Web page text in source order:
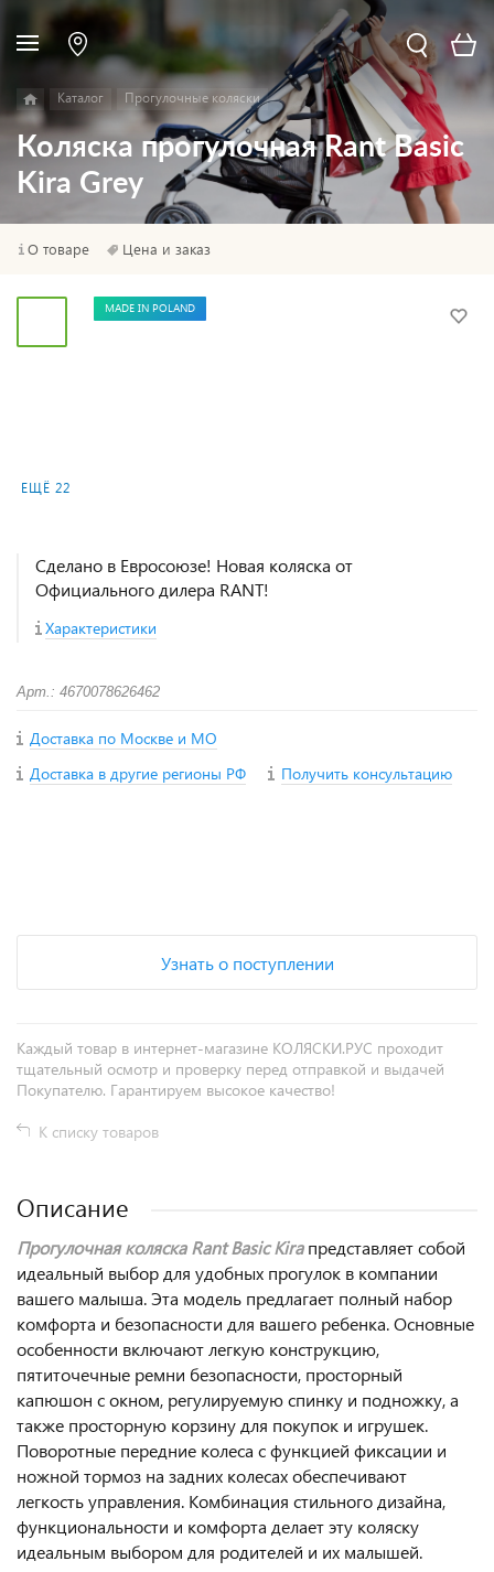
Каталог Прогулочные коляски
Коляска прогулочная Rant Basic
Kira Grey
О товаре Цена и заказ
ЕЩЁ 22
MADE IN POLAND
Сделано в Евросоюзе! Новая коляска от
Официального дилера RANT!
Характеристики
Арт.: 4670078626462
Доставка по Москве и МО
Доставка в другие регионы РФ
Получить консультацию
Узнать о поступлении
Каждый товар в интернет-магазине КОЛЯСКИ.РУС проходит
тщательный осмотр и проверку перед отправкой и выдачей
Покупателю. Гарантируем высокое качество!
К списку товаров
Описание
Прогулочная коляска Rant Basic Kiraпредставляет собой
идеальный выбор для удобных прогулок в компании
вашего малыша. Эта модель предлагает полный набор
комфорта и безопасности для вашего ребенка. Основные
особенности включают легкую конструкцию,
пятиточечные ремни безопасности, просторный
капюшон с окном, регулируемую спинку и подножку, а
также просторную корзину для покупок и игрушек.
Поворотные передние колеса с функцией фиксации и
ножной тормоз на задних колесах обеспечивают
легкость управления. Комбинация стильного дизайна,
функциональности и комфорта делает эту коляску
идеальным выбором для родителей и их малышей.